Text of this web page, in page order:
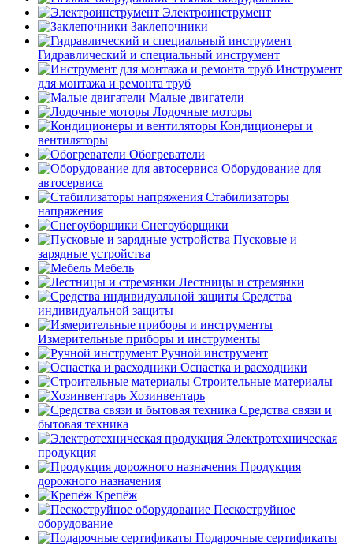
Электроинструмент
Заклепочники
Гидравлический и специальный инструмент
Инструмент
для монтажа и ремонта труб
Малые двигатели
Лодочные моторы
Кондиционеры и
вентиляторы
Обогреватели
Оборудование для
автосервиса
Стабилизаторы
напряжения
Снегоуборщики
Пусковые и
зарядные устройства
Мебель
Лестницы и стремянки
Средства
индивидуальной защиты
Измерительные приборы и инструменты
Ручной инструмент
Оснастка и расходники
Строительные материалы
Хозинвентарь
Средства связи и
бытовая техника
Электротехническая
продукция
Продукция
дорожного назначения
Крепёж
Пескоструйное
оборудование
Подарочные сертификаты